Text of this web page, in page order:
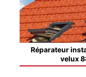
Réparateur
velux